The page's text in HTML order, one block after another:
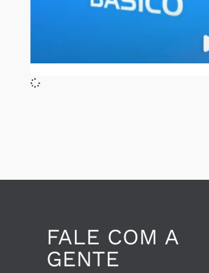
FALE COM A
GENTE